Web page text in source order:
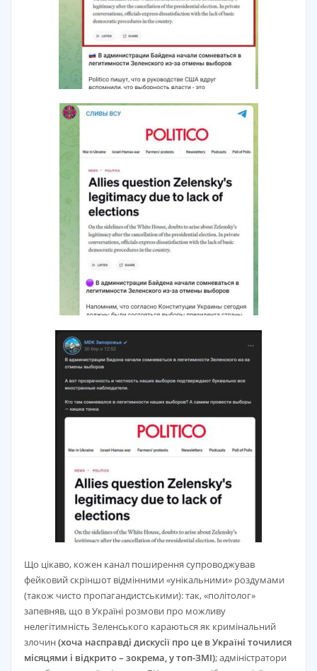
Що цікаво, кожен канал поширення супроводжував
фейковий скріншот відмінними «унікальними» роздумами
(також чисто пропагандистськими): так, «політолог»
запевняв, що в Україні розмови про можливу
нелегітимність Зеленського караються як кримінальний
злочин (хоча насправді дискусії про це в Україні точилися
місяцями і відкрито – зокрема, у топ-ЗМІ); адміністратори